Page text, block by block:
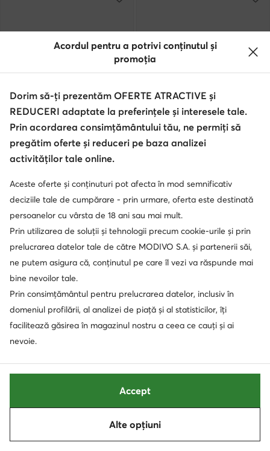
Sneakers · Gri
Prețul actual
223,90Lei
Prețul inițial295,90 Lei-24%
Ofertă
Sneakers · NB 574 · Albastru
Prețul actual
379,90 Lei
Prețul inițial
extra -10% Cod: SUMMER
Sneakers · NB 574 · Roșu
Ofertă
New Balance
Sneakers · NB 574 · Bleumarin
Acordul pentru a potrivi conținutul și
promoția
Dorim să-ți prezentăm OFERTE ATRACTIVE și
REDUCERI adaptate la preferințele și interesele tale.
Prin acordarea consimțământului tău, ne permiți să
pregătim oferte și reduceri pe baza analizei
activităților tale online.
Aceste oferte și conținuturi pot afecta în mod semnificativ
deciziile tale de cumpărare - prin urmare, oferta este destinată
persoanelor cu vârsta de 18 ani sau mai mult.
Prin utilizarea de soluții și tehnologii precum cookie-urile și prin
prelucrarea datelor tale de către MODIVO S.A. și partenerii săi,
ne putem asigura că, conținutul pe care îl vezi va răspunde mai
bine nevoilor tale.
Prin consimțământul pentru prelucrarea datelor, inclusiv în
domeniul profilării, al analizei de piață și al statisticilor, îți
facilitează găsirea în magazinul nostru a ceea ce cauți și ai
nevoie.
Alte opțiuni
Accept